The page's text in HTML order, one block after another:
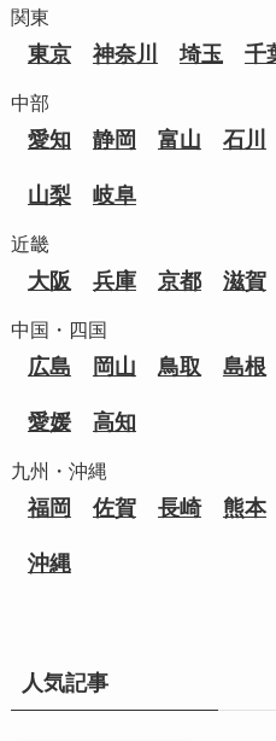
関東
東京 神奈川 埼玉 千
中部
愛知 静岡 富山 石川
山梨 岐阜
近畿
大阪 兵庫 京都 滋賀
中国・四国
広島 岡山 鳥取 島根
愛媛 高知
九州・沖縄
福岡 佐賀 長崎 熊本
沖縄
人気記事